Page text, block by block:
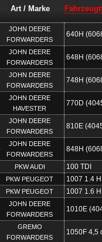
Art / Marke
JOHN DEERE
FORWARDERS
640H
JOHN DEERE
FORWARDERS
648H
JOHN DEERE
FORWARDERS
748H
JOHN DEERE
HAVESTER
770D
JOHN DEERE
FORWARDERS
810E
JOHN DEERE
FORWARDERS
848H
PKW AUDI 100 TDI
PKW PEUGEOT 1007 1.4
PKW PEUGEOT 1007 1.6
JOHN DEERE
FORWARDERS
1010E
GREMO
FORWARDERS
1050F 4,5